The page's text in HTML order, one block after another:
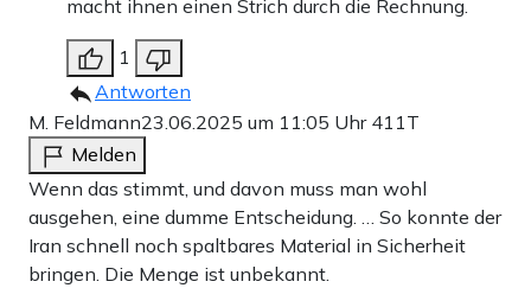
macht ihnen einen Strich durch die Rechnung.
1
Antworten
M. Feldmann23.06.2025 um 11:05 Uhr 411T
Melden
Wenn das stimmt, und davon muss man wohl
ausgehen, eine dumme Entscheidung. … So konnte der
Iran schnell noch spaltbares Material in Sicherheit
bringen. Die Menge ist unbekannt.